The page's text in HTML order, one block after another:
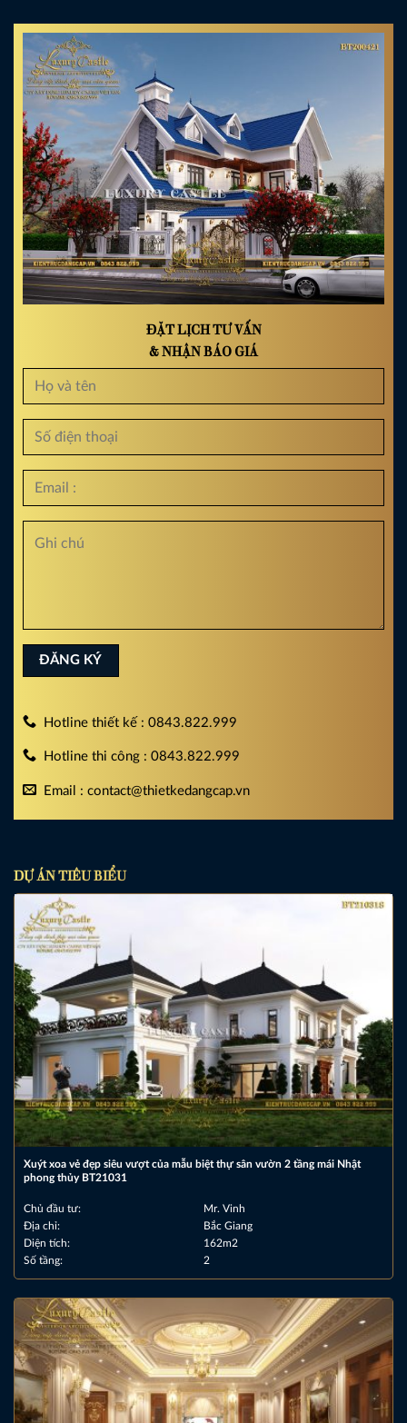
ĐẶT LỊCH TƯ VẤN
& NHẬN BÁO GIÁ
Hotline thiết kế : 0843.822.999
Hotline thi công : 0843.822.999
Email : contact@thietkedangcap.vn
DỰ ÁN TIÊU BIỂU
Xuýt xoa vẻ đẹp siêu vượt của mẫu biệt thự sân vườn 2 tầng mái Nhật
phong thủy BT21031
Chủ đầu tư:
Mr. Vinh
Địa chỉ:
Bắc Giang
Diện tích:
162m2
Số tầng:
2